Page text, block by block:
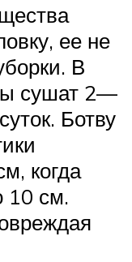
ее не
В
сушат 2—
Ботву
когда
10 см.